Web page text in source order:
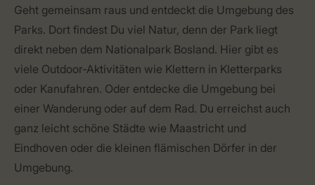
Geht gemeinsam raus und entdeckt die Umgebung des
Parks. Dort findest Du viel Natur, denn der Park liegt
direkt neben dem Nationalpark Bosland. Hier gibt es
viele Outdoor-Aktivitäten wie Klettern in Kletterparks
oder Kanufahren. Oder entdecke die Umgebung bei
einer Wanderung oder auf dem Rad. Du erreichst auch
ganz leicht schöne Städte wie Maastricht und
Eindhoven oder die kleinen flämischen Dörfer in der
Umgebung.